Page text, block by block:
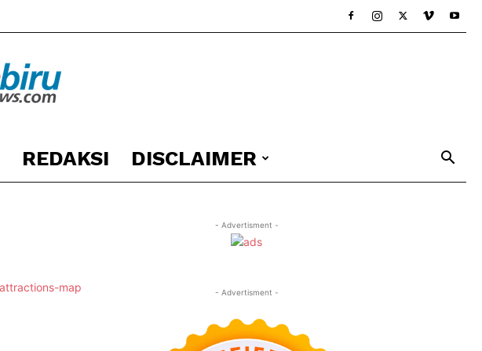
REDAKSI DISCLAIMER
- Advertisment -
- Advertisment -